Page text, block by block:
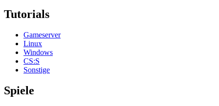
Tutorials
Gameserver
Linux
Windows
CS:S
Sonstige
Spiele